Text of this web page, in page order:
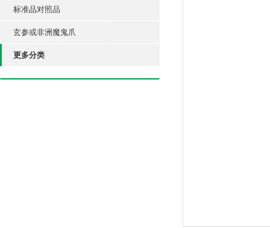
标准品对照品
玄参或非洲魔鬼爪
更多分类